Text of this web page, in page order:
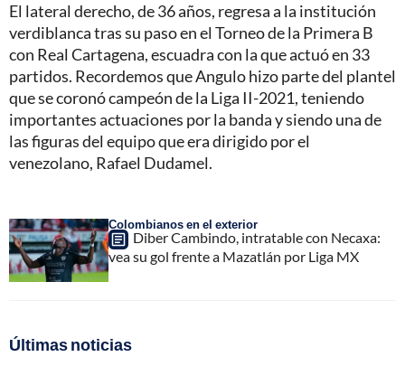
El lateral derecho, de 36 años, regresa a la institución
verdiblanca tras su paso en el Torneo de la Primera B
con Real Cartagena, escuadra con la que actuó en 33
partidos. Recordemos que Angulo hizo parte del plantel
que se coronó campeón de la Liga II-2021, teniendo
importantes actuaciones por la banda y siendo una de
las figuras del equipo que era dirigido por el
venezolano, Rafael Dudamel.
Colombianos en el exterior
Diber Cambindo, intratable con Necaxa:
vea su gol frente a Mazatlán por Liga MX
Últimas noticias